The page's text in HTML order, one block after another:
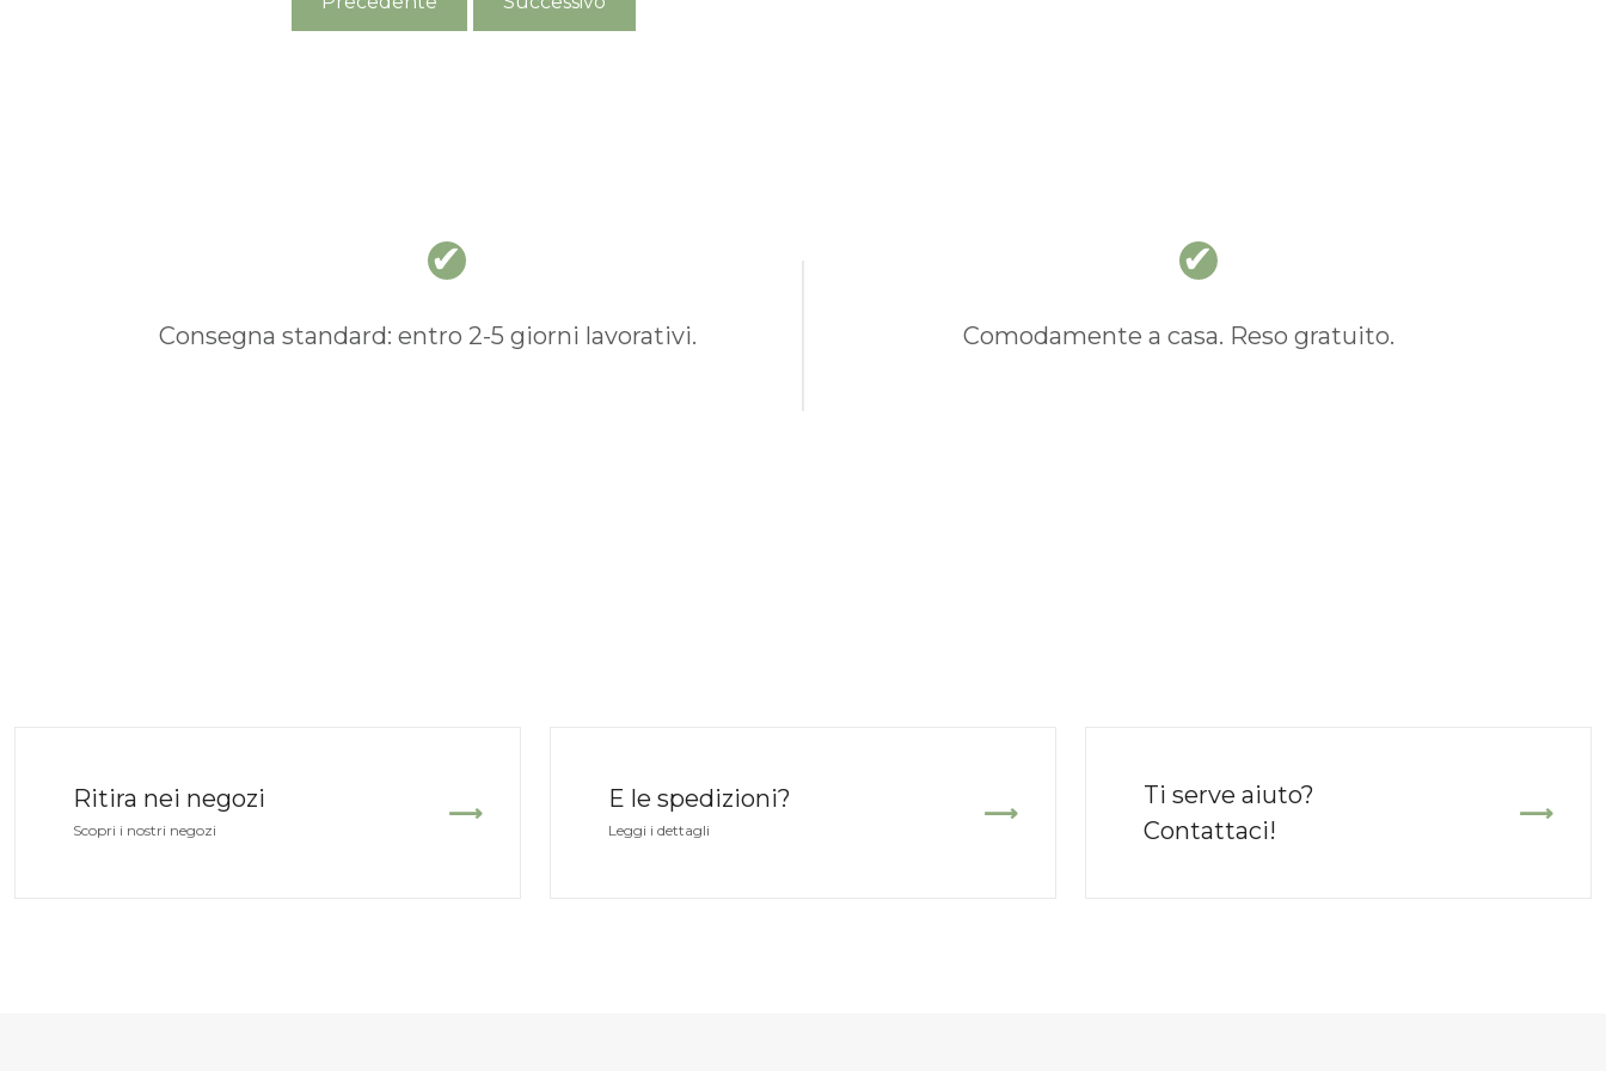
Consegna standard: entro 2-5 giorni lavorativi. Comodamente a casa. Reso gratuito.
Ritira nei negozi
Scopri i nostri negozi
E le spedizioni?
Leggi i dettagli
Ti serve aiuto?
Contattaci!